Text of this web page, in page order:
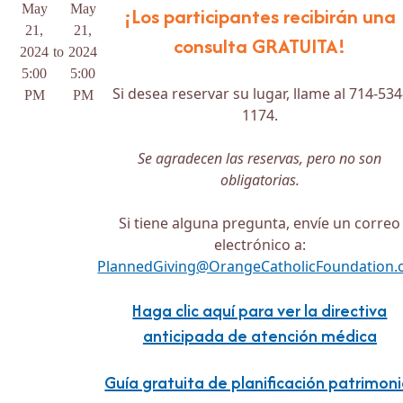
May
21,
2024
5:00
PM
to
May
21,
2024
5:00
PM
¡Los participantes recibirán una
consulta GRATUITA!
Si desea reservar su lugar, llame al 714-
1174.
Se agradecen las reservas, pero no son
obligatorias.
Si tiene alguna pregunta, envíe un correo
electrónico a:
Haga clic aquí para ver la directiva
anticipada de atención médica
Guía gratuita de planificación